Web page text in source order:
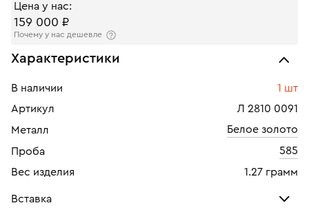
Цена у нас:
159 000 ₽
Почему у нас дешевле
Характеристики
В наличии
1 шт
Артикул
Л 2810 0091
Металл
Белое золото
Проба
585
Вес изделия
1.27 грамм
Вставка